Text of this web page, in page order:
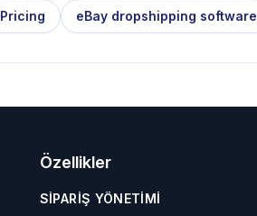
Pricing eBay dropshipping software
Özellikler
SIPARIŞ YÖNETIMI